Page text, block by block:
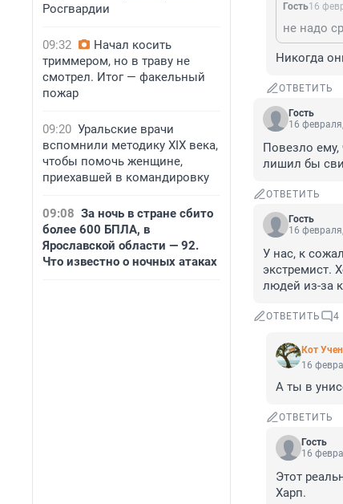
Росгвардии
09:32
Начал косить
триммером, но в траву не
смотрел. Итог — факельный
пожар
09:20 Уральские врачи
вспомнили методику XIX века,
чтобы помочь женщине,
приехавшей в командировку
09:08 За ночь в стране сбито
более 600 БПЛА, в
Ярославской области — 92.
Что известно о ночных атаках
Гость16
Никогда
ОТВЕТИТЬ
Гость
16
Повезло
лишил бы
ОТВЕТИТЬ
Гость
16
У нас, к
экстремист.
людей из-за
ОТВЕТИТЬ 4
Кот
16
А ты в
ОТВЕТИТЬ
Гость
16
Этот
Харп.